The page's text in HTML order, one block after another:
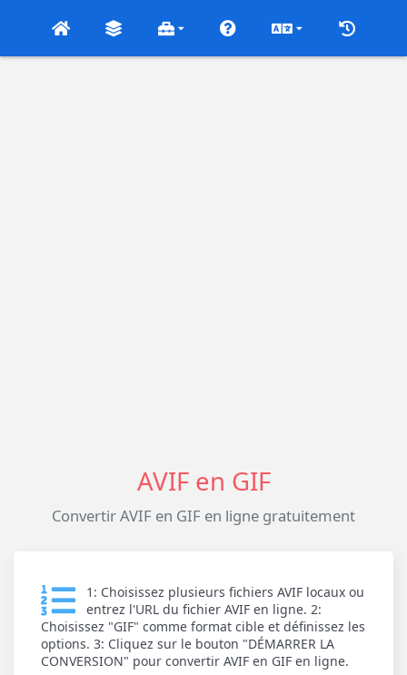
AVIF en GIF
Convertir AVIF en GIF en ligne gratuitement
1: Choisissez plusieurs fichiers AVIF locaux ou
entrez l'URL du fichier AVIF en ligne. 2:
Choisissez "GIF" comme format cible et définissez les
options. 3: Cliquez sur le bouton "DÉMARRER LA
CONVERSION" pour convertir AVIF en GIF en ligne.